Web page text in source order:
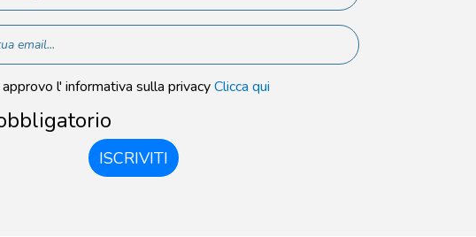
l' informativa sulla privacyClicca qui
ISCRIVITI